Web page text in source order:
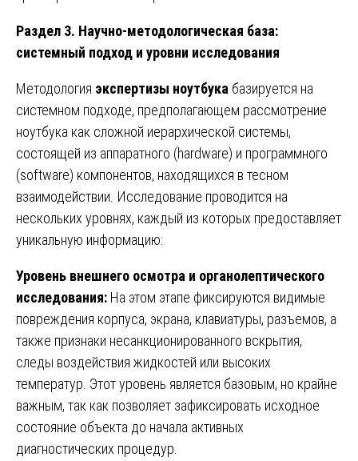
Раздел 3. Научно-методологическая база:
системный подход и уровни исследования
Методология экспертизы ноутбука базируется на
системном подходе, предполагающем рассмотрение
ноутбука как сложной иерархической системы,
состоящей из аппаратного (hardware) и программного
(software) компонентов, находящихся в тесном
взаимодействии. Исследование проводится на
нескольких уровнях, каждый из которых предоставляет
уникальную информацию:
Уровень внешнего осмотра и органолептического
исследования: На этом этапе фиксируются видимые
повреждения корпуса, экрана, клавиатуры, разъемов, а
также признаки несанкционированного вскрытия,
следы воздействия жидкостей или высоких
температур. Этот уровень является базовым, но крайне
важным, так как позволяет зафиксировать исходное
состояние объекта до начала активных
диагностических процедур.